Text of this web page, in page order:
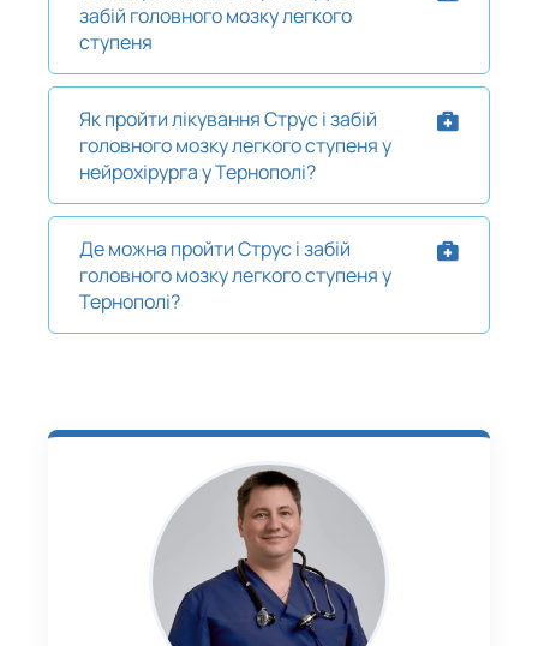
забій головного мозку легкого
ступеня
Як пройти лікування Струс і забій
головного мозку легкого ступеня у
нейрохірурга у Тернополі?
Де можна пройти Струс і забій
головного мозку легкого ступеня у
Тернополі?